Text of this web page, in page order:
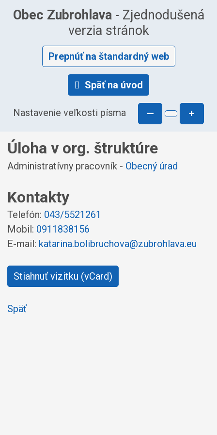
Obec Zubrohlava- Zjednodušená
verzia stránok
Prepnúť na štandardný web
Späť na úvod
Nastavenie veľkosti písma — +
Úloha v org. štruktúre
Administratívny pracovník - Obecný úrad
Kontakty
Telefón: 043/5521261
Mobil: 0911838156
E-mail: katarina.bolibruchova@zubrohlava.eu
Stiahnuť vizitku (vCard)
Späť